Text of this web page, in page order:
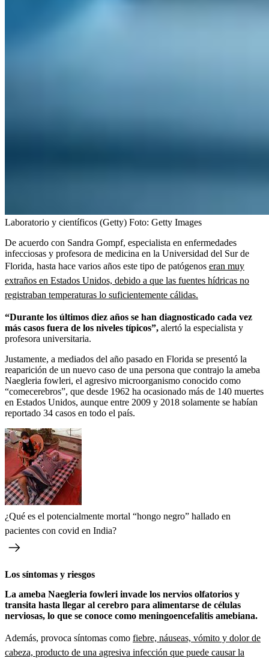
Laboratorio y científicos (Getty) Foto: Getty Images
De acuerdo con Sandra Gompf, especialista en enfermedades
infecciosas y profesora de medicina en la Universidad del Sur de
Florida, hasta hace varios años este tipo de patógenos eran muy
extraños en Estados Unidos, debido a que las fuentes hídricas no
registraban temperaturas lo suficientemente cálidas.
“Durante los últimos diez años se han diagnosticado cada vez
más casos fuera de los niveles típicos”, alertó la especialista y
profesora universitaria.
Justamente, a mediados del año pasado en Florida se presentó la
reaparición de un nuevo caso de una persona que contrajo la ameba
Naegleria fowleri, el agresivo microorganismo conocido como
“comecerebros”, que desde 1962 ha ocasionado más de 140 muertes
en Estados Unidos, aunque entre 2009 y 2018 solamente se habían
reportado 34 casos en todo el país.
¿Qué es el potencialmente mortal “hongo negro” hallado en
pacientes con covid en India?
Los síntomas y riesgos
La ameba Naegleria fowleri invade los nervios olfatorios y
transita hasta llegar al cerebro para alimentarse de células
nerviosas, lo que se conoce como meningoencefalitis amebiana.
Además, provoca síntomas como fiebre, náuseas, vómito y dolor de
cabeza, producto de una agresiva infección que puede causar la